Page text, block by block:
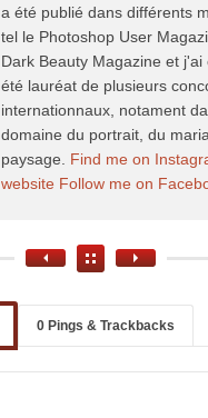
a été publié dans différents
tel le Photoshop User
Dark Beauty Magazine et j'ai
été lauréat de plusieurs
internationnaux, notament
domaine du portrait, du
paysage. Find me on
website Follow me on
0 Pings & Trackbacks